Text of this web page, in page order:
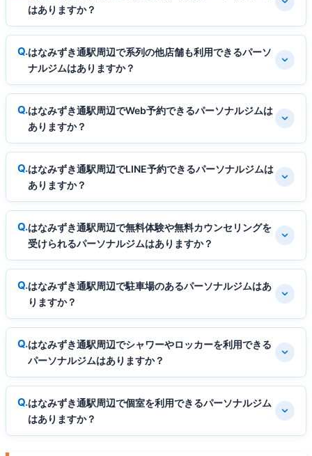
はありますか？
はなみずき通駅周辺で系列の他店舗も利用できるパーソ
ナルジムはありますか？
はなみずき通駅周辺でWeb予約できるパーソナルジムは
ありますか？
はなみずき通駅周辺でLINE予約できるパーソナルジムは
ありますか？
はなみずき通駅周辺で無料体験や無料カウンセリングを
受けられるパーソナルジムはありますか？
はなみずき通駅周辺で駐車場のあるパーソナルジムはあ
りますか？
はなみずき通駅周辺でシャワーやロッカーを利用できる
パーソナルジムはありますか？
はなみずき通駅周辺で個室を利用できるパーソナルジム
はありますか？